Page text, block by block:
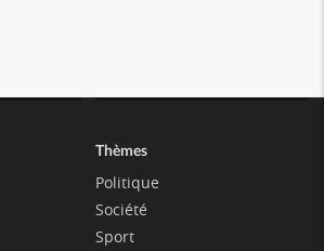
Thèmes
Politique
Société
Sport